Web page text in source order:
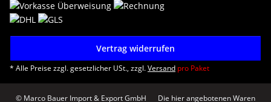
Vertrag widerrufen
* Alle Preise zzgl. gesetzlicher USt., zzgl.Versand pro Paket
© Marco Bauer Import & Export GmbH Die hier angebotenen Waren